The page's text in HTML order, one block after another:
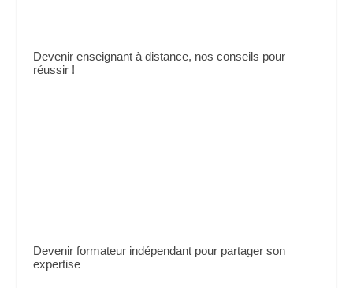
Devenir enseignant à distance, nos conseils pour
réussir !
Devenir formateur indépendant pour partager son
expertise